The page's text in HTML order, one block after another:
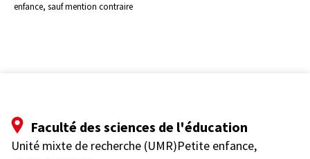
enfance, sauf mention contraire
Faculté des sciences de l'éducation
Unité mixte de recherche (UMR)Petite enfance,